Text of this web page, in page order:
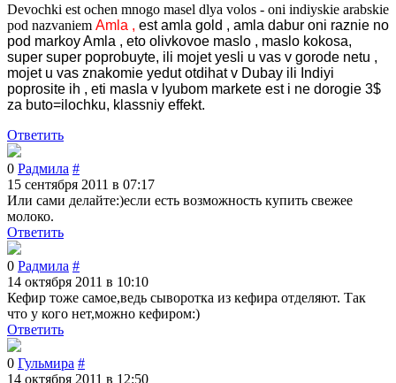
Devochki est ochen mnogo masel dlya volos - oni indiyskie arabskie
pod nazvaniem Amla , est amla gold , amla dabur oni raznie no
pod markoy Amla , eto olivkovoe maslo , maslo kokosa,
super super poprobuyte, ili mojet yesli u vas v gorode netu ,
mojet u vas znakomie yedut otdihat v Dubay ili Indiyi
poprosite ih , eti masla v lyubom markete est i ne dorogie 3$
za buto=ilochku, klassniy effekt.
Ответить
0 Радмила #
15 сентября 2011 в 07:17
Или сами делайте:)если есть возможность купить свежее
молоко.
Ответить
0 Радмила #
14 октября 2011 в 10:10
Кефир тоже самое,ведь сыворотка из кефира отделяют. Так
что у кого нет,можно кефиром:)
Ответить
0 Гульмира #
14 октября 2011 в 12:50